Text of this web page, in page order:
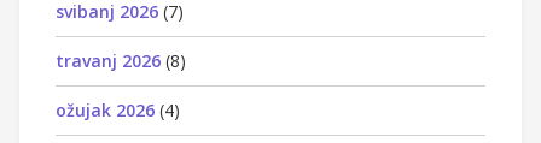
svibanj 2026 (7)
travanj 2026 (8)
ožujak 2026 (4)